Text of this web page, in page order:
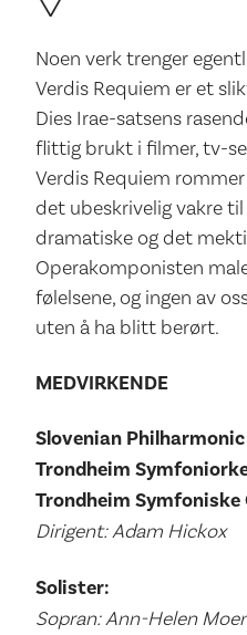
Noen verk trenger
Verdis Requiem er et
Dies Irae-satsens
flittig brukt i filmer, tv-
Verdis Requiem
det ubeskrivelig vakre
dramatiske og det
Operakomponisten
følelsene, og ingen av
uten å ha blitt berørt.
MEDVIRKENDE
Slovenian
Trondheim
Trondheim Symfoniske
Dirigent: Adam Hickox
Solister:
Sopran: Ann-Helen